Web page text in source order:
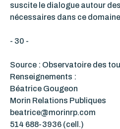
suscite le dialogue autour
nécessaires dans ce
- 30 -
Source : Observatoire des
Renseignements :
Béatrice Gougeon
Morin Relations Publiques
beatrice@morinrp.com
514 688-3936 (cell.)